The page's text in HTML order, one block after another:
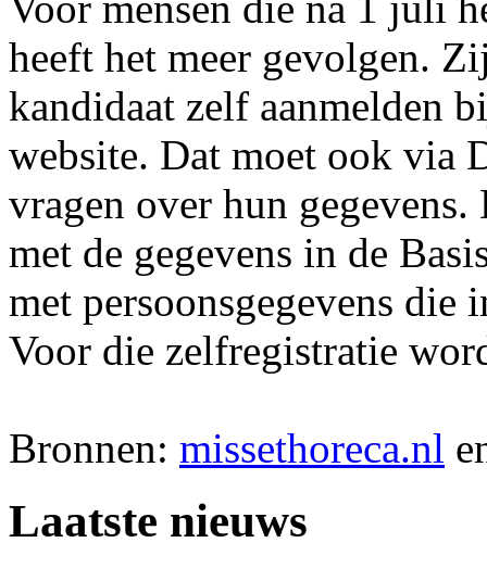
heeft het meer gevolgen.
kandidaat zelf aanmelden
website. Dat moet ook via
vragen over hun
met de gegevens in de
met persoonsgegevens
Voor die zelfregistratie
Bronnen: missethoreca.nl
Laatste nieuws